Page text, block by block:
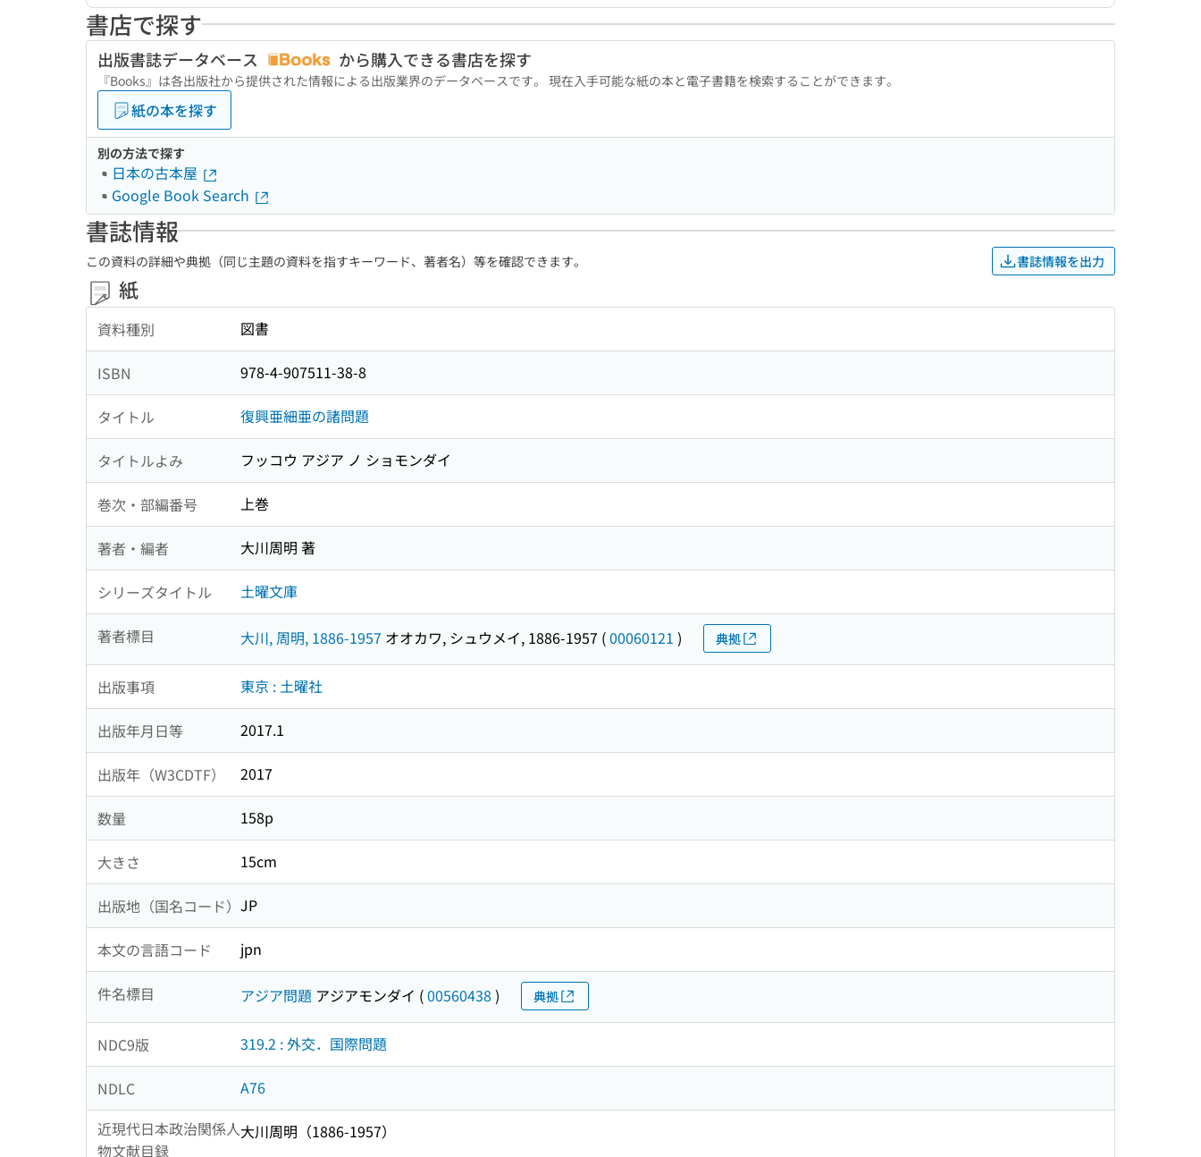
書店で探す
出版書誌データベース から購入できる書店を探す
『Books』は各出版社から提供された情報による出版業界のデータベースです。 現在入手可能な紙の本と電子書籍を検索することができます。
紙の本を探す
別の方法で探す
日本の古本屋
Google Book Search
書誌情報
この資料の詳細や典拠（同じ主題の資料を指すキーワード、著者名）等を確認できます。 書誌情報を出力
紙
資料種別 図書
ISBN 978-4-907511-38-8
タイトル 復興亜細亜の諸問題
タイトルよみ フッコウ アジア ノ ショモンダイ
巻次・部編番号 上巻
著者・編者 大川周明 著
シリーズタイトル 土曜文庫
著者標目 大川, 周明, 1886-1957 オオカワ, シュウメイ, 1886-1957 (00060121 ) 典拠
出版事項 東京 : 土曜社
出版年月日等 2017.1
出版年（W3CDTF） 2017
数量 158p
大きさ 15cm
出版地（国名コード） JP
本文の言語コード jpn
件名標目 アジア問題 アジアモンダイ (00560438 ) 典拠
NDC9版 319.2 : 外交．国際問題
NDLC
A76
近現代日本政治関係人
物文献目録
大川周明（1886-1957）